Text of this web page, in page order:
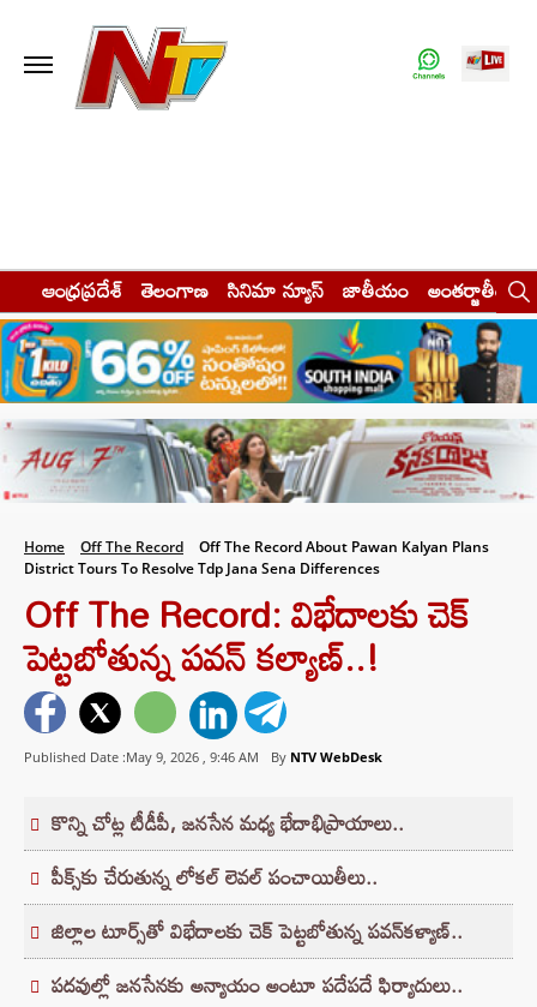
ఆంధ్రప్రదేశ్ తెలంగాణ సినిమా న్యూస్ జాతీయం అంతర్జాతీయం
Home Off The Record
Off The Record About Pawan Kalyan Plans
District Tours To Resolve Tdp Jana Sena Differences
Off The Record: విభేదాలకు చెక్
పెట్టబోతున్న పవన్ కల్యాణ్‌..!
Published Date :May 9, 2026 , 9:46 AM By NTV WebDesk
కొన్ని చోట్ల టీడీపీ, జనసేన మధ్య భేదాభిప్రాయాలు..
పీక్స్‌కు చేరుతున్న లోకల్‌ లెవల్‌ పంచాయితీలు..
జిల్లాల టూర్స్‌తో విభేదాలకు చెక్‌ పెట్టబోతున్న పవన్‌కళ్యాణ్‌..
పదవుల్లో జనసేనకు అన్యాయం అంటూ పదేపదే ఫిర్యాదులు..